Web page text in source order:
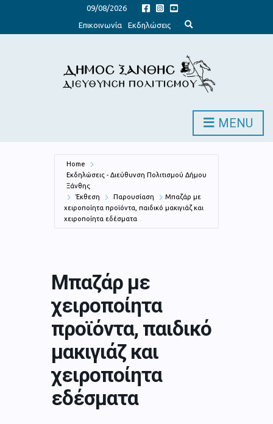
09/08/2026
Επικοινωνία
Εκδηλώσεις
x
d
s
e
c
o
MENU
Home
Εκδηλώσεις - Διεύθυνση Πολιτισμού Δήμου
Ξάνθης
Έκθεση
Παρουσίαση
Μπαζάρ με
χειροποίητα προϊόντα, παιδικό μακιγιάζ και
χειροποίητα εδέσματα
Μπαζάρ με
χειροποίητα
προϊόντα, παιδικό
μακιγιάζ και
χειροποίητα
εδέσματα